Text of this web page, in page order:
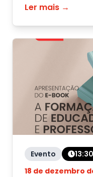
Ler mais →
Evento 13:30
18 de dezembro